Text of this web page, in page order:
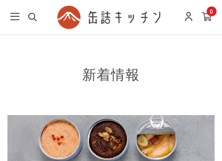
0
新着情報